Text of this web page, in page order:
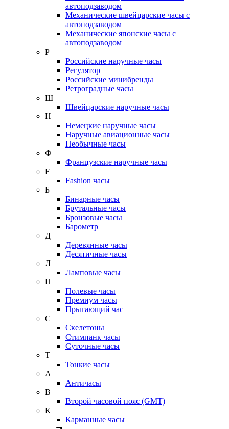
автоподзаводом
Механические швейцарские часы с
автоподзаводом
Механические японские часы с
автоподзаводом
Р
Российские наручные часы
Регулятор
Российские минибренды
Ретроградные часы
Ш
Швейцарские наручные часы
Н
Немецкие наручные часы
Наручные авиационные часы
Необычные часы
Ф
Французские наручные часы
F
Fashion часы
Б
Бинарные часы
Брутальные часы
Бронзовые часы
Барометр
Д
Деревянные часы
Десятичные часы
Л
Ламповые часы
П
Полевые часы
Премиум часы
Прыгающий час
С
Скелетоны
Стимпанк часы
Суточные часы
Т
Тонкие часы
А
Античасы
В
Второй часовой пояс (GMT)
К
Карманные часы